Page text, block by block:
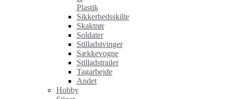
Plastik
Sikkerhedsskilte
Skaktrør
Soldater
Stilladstvinger
Sækkevogne
Stilladstrailer
Tagarbejde
Andet
Hobby